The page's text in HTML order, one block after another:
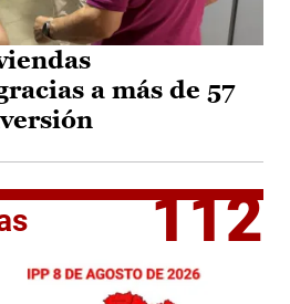
a más de 57
112